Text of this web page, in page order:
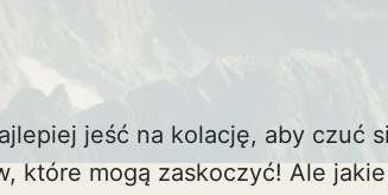
jeść na kolację, aby czuć
które mogą zaskoczyć! Ale